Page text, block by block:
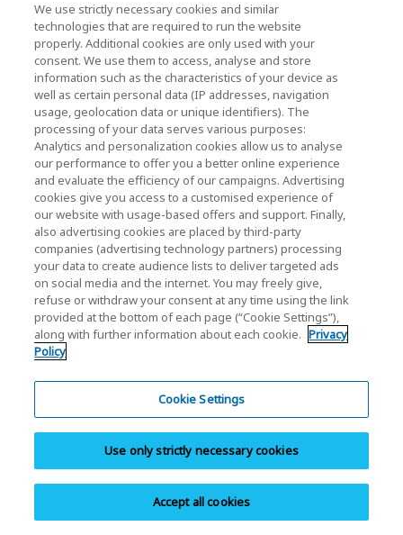
Richieste/Supporto per i prodotti di classe
aziendale
Contattaci in caso di domande tecniche, richieste di
materiali o campioni oppure l’acquisto di prodotti di
classe aziendale (memoria, SSD), ecc.
Definizione di capacità: KIOXIA definisce un megabyte
(MB) come 1.000.000 di byte, un gigabyte (GB) come
1.000.000.000 di byte e un terabyte come
1.000.000.000.000 di byte. Un sistema operativo per
computer, tuttavia, riporta la capacità di
memorizzazione utilizzando potenze di 2 in base alla
definizione di 1 GB= 230= 1.073.741.824 byte e mostra
quindi una capacità di memorizzazione inferiore. La
capacità di archiviazione disponibile (inclusi esempi di vari
formattazione, alle impostazioni, al software e al
sistema operativo, come il sistema operativo Microsoft
We use strictly necessary cookies and similar
technologies that are required to run the website
properly. Additional cookies are only used with your
consent. We use them to access, analyse and store
information such as the characteristics of your device as
well as certain personal data (IP addresses, navigation
usage, geolocation data or unique identifiers). The
processing of your data serves various purposes:
Analytics and personalization cookies allow us to analyse
our performance to offer you a better online experience
and evaluate the efficiency of our campaigns. Advertising
cookies give you access to a customised experience of
our website with usage-based offers and support. Finally,
also advertising cookies are placed by third-party
companies (advertising technology partners) processing
your data to create audience lists to deliver targeted ads
on social media and the internet. You may freely give,
refuse or withdraw your consent at any time using the link
provided at the bottom of each page (“Cookie Settings”),
along with further information about each cookie. Privacy
Policy
Cookie Settings
Use only strictly necessary cookies
Accept all cookies